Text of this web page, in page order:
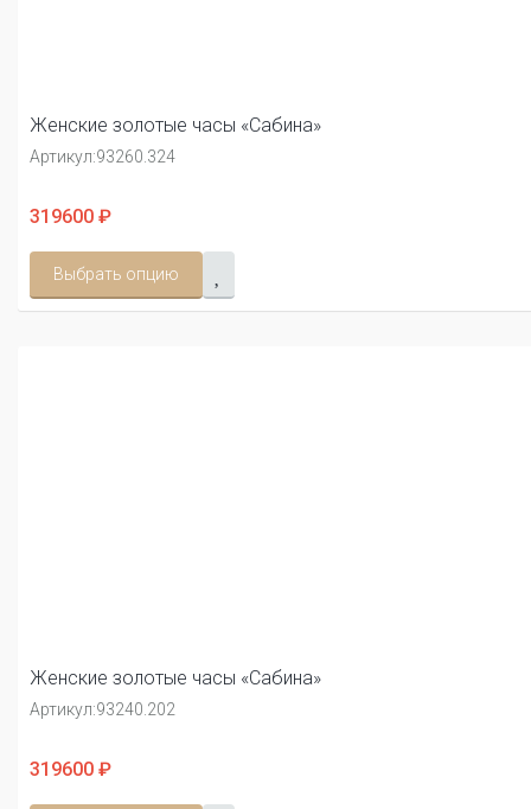
Женские золотые часы «Сабина»
Артикул:93260.324
319600 ₽
Выбрать опцию
Женские золотые часы «Сабина»
Артикул:93240.202
319600 ₽